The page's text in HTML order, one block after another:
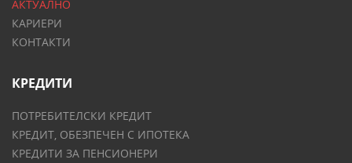
АКТУАЛНО
КАРИЕРИ
КОНТАКТИ
КРЕДИТИ
ПОТРЕБИТЕЛСКИ КРЕДИТ
КРЕДИТ, ОБЕЗПЕЧЕН С ИПОТЕКА
КРЕДИТИ ЗА ПЕНСИОНЕРИ